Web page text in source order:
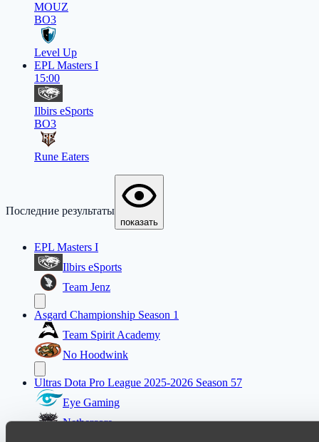
MOUZ
BO3
Level Up
EPL Masters I
15:00
Ilbirs eSports
BO3
Rune Eaters
Последние результаты
показать
EPL Masters I
Ilbirs eSports
Team Jenz
Asgard Championship Season 1
Team Spirit Academy
No Hoodwink
Ultras Dota Pro League 2025-2026 Season 57
Eye Gaming
Nethercore